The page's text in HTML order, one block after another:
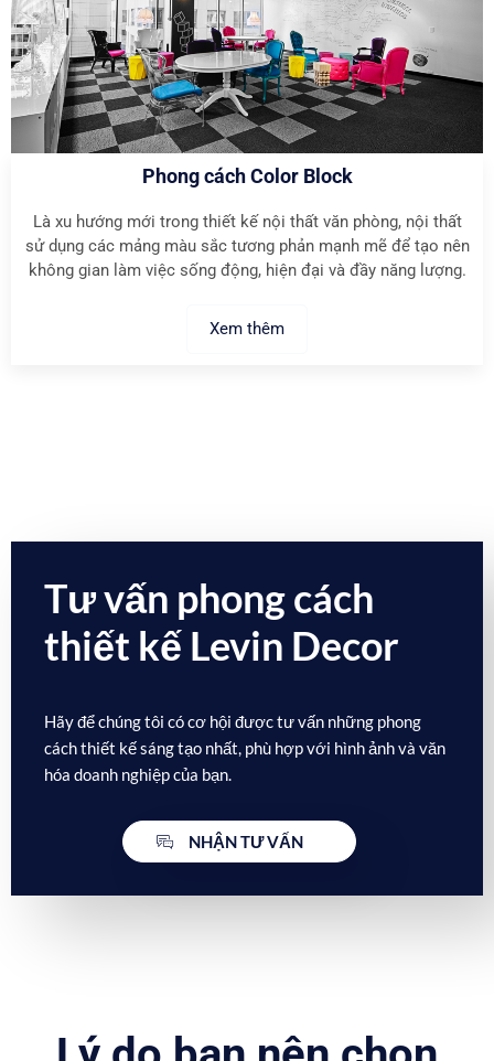
Phong cách Color Block
Là xu hướng mới trong thiết kế nội thất văn phòng, nội thất
sử dụng các mảng màu sắc tương phản mạnh mẽ để tạo nên
không gian làm việc sống động, hiện đại và đầy năng lượng.
Xem thêm
Tư vấn phong cách
thiết kế Levin Decor
Hãy để chúng tôi có cơ hội được tư vấn những phong
cách thiết kế sáng tạo nhất, phù hợp với hình ảnh và văn
hóa doanh nghiệp của bạn.
NHẬN TƯ VẤN